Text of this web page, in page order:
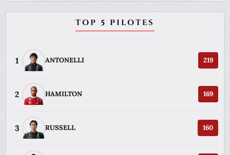
TOP 5 PILOTES
1 ANTONELLI 219
2 HAMILTON 169
3 RUSSELL 160